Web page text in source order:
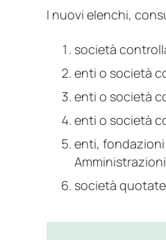
I nuovi elenchi,
società
enti o società
enti o società
enti o società
enti,
società quotate